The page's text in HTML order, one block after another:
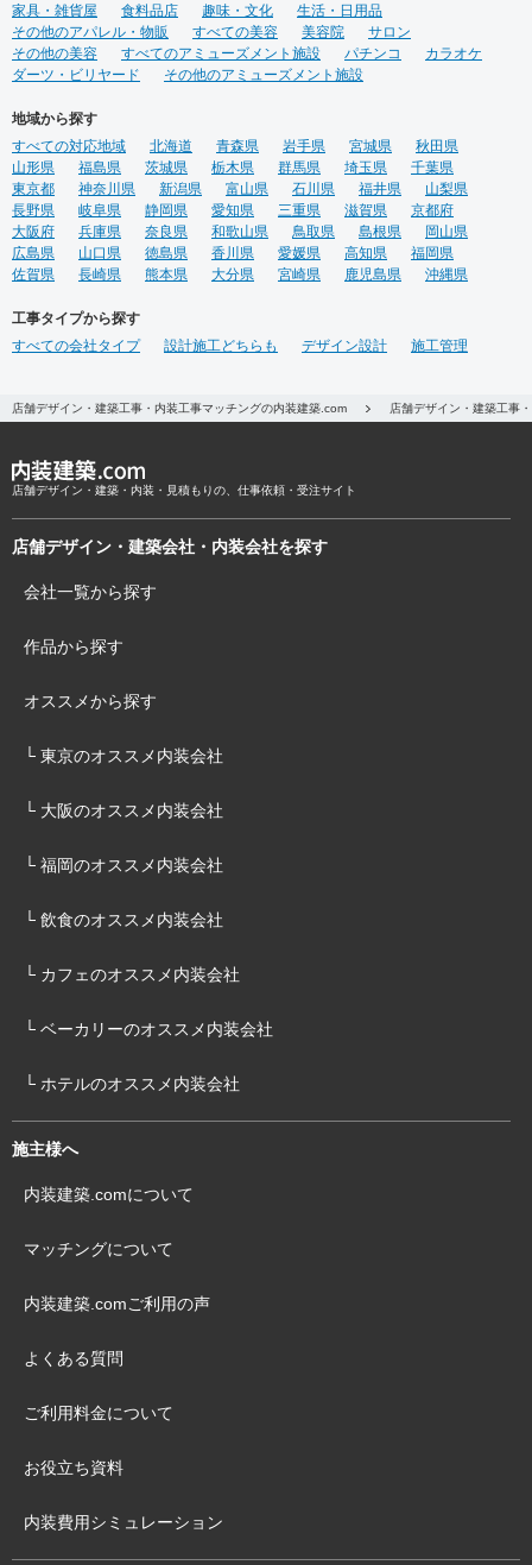
家具・雑貨屋
食料品店 趣味・文化
生活・日用品
その他のアパレル・物販
すべての美容 美容院
サロン
その他の美容
すべてのアミューズメント施設 パチンコ
カラオケ
ダーツ・ビリヤード
その他のアミューズメント施設
地域から探す
すべての対応地域
北海道 青森県 岩手県 宮城県
秋田県
山形県
福島県 茨城県 栃木県 群馬県 埼玉県
千葉県
東京都
神奈川県 新潟県 富山県 石川県 福井県
山梨県
長野県
岐阜県 静岡県 愛知県 三重県 滋賀県
京都府
大阪府
兵庫県 奈良県 和歌山県 鳥取県 島根県
岡山県
広島県
山口県 徳島県 香川県 愛媛県 高知県
福岡県
佐賀県
長崎県 熊本県 大分県 宮崎県 鹿児島県 沖縄県
工事タイプから探す
すべての会社タイプ
設計施工どちらも デザイン設計 施工管理
店舗デザイン・建築工事・内装工事マッチングの内装建築.com 店舗デザイン・建築工事
店舗デザイン・建築・内装・見積もりの、仕事依頼・受注サイト
店舗デザイン・建築会社・内装会社を探す
会社一覧から探す
作品から探す
オススメから探す
└ 東京のオススメ内装会社
└ 大阪のオススメ内装会社
└ 福岡のオススメ内装会社
└ 飲食のオススメ内装会社
└ カフェのオススメ内装会社
└ ベーカリーのオススメ内装会社
└ ホテルのオススメ内装会社
施主様へ
内装建築.comについて
マッチングについて
内装建築.comご利用の声
よくある質問
ご利用料金について
お役立ち資料
内装費用シミュレーション